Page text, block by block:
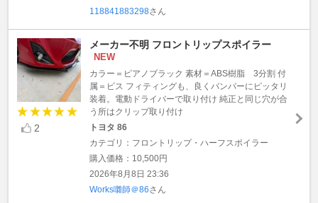
118841883298さん
2
メーカー不明 フロントリップスポイラー
NEW
カラー＝ピアノブラック 素材＝ABS樹脂 3分割 付
属＝ビス フィティングも、良くバンパーにピッタリ
装着。電動ドライバーで取り付け 純正と同じ穴が合
う所はクリップ取り付け
トヨタ 86
カテゴリ：フロントリップ・ハーフスポイラー
購入価格：10,500円
2026年8月8日 23:36
Works囃師＠86さん